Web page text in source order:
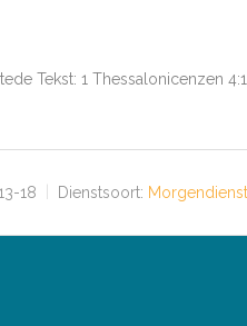
Tekst: 1 Thessalonicenzen
18 Dienstsoort: